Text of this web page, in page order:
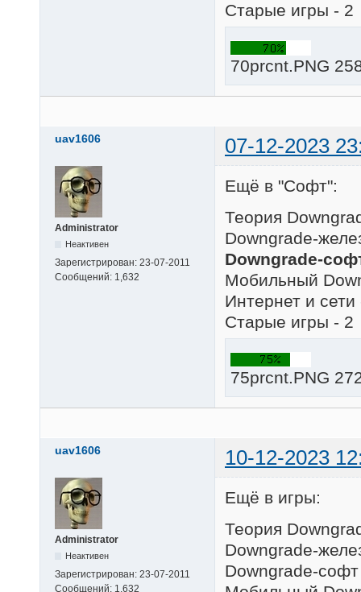
Старые игры - 2
70prcnt.PNG
uav1606 07-12-2023
Administrator
Неактивен
Зарегистрирован: 23-07-2011
Сообщений: 1,632
Ещё в "Софт":
Теория
Downgrade-
Downgrade-
Мобильный
Интернет и сети
Старые игры - 2
75prcnt.PNG
uav1606 10-12-2023
Administrator
Неактивен
Зарегистрирован: 23-07-2011
Сообщений: 1,632
Ещё в игры:
Теория
Downgrade-
Downgrade-